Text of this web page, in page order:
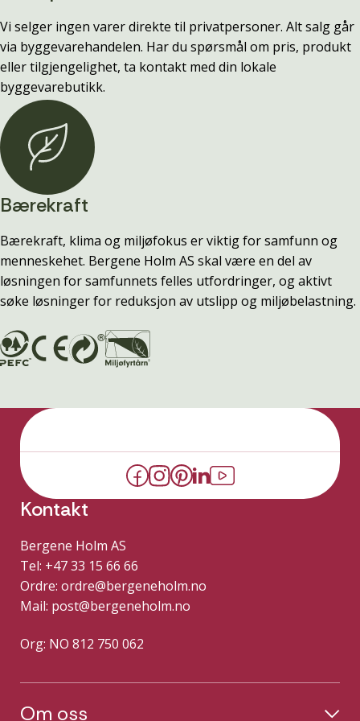
Vi selger ingen varer direkte til privatpersoner. Alt salg går
via byggevarehandelen. Har du spørsmål om pris, produkt
eller tilgjengelighet, ta kontakt med din lokale
byggevarebutikk.
Bærekraft
Bærekraft, klima og miljøfokus er viktig for samfunn og
menneskehet. Bergene Holm AS skal være en del av
løsningen for samfunnets felles utfordringer, og aktivt
søke løsninger for reduksjon av utslipp og miljøbelastning.
Kontakt
Bergene Holm AS
Tel: +47 33 15 66 66
Ordre: ordre@bergeneholm.no
Mail: post@bergeneholm.no
Org: NO 812 750 062
Om oss